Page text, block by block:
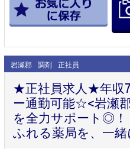
岩瀬郡 調剤 正社員
★正社員求人★年収
ー通勤可能☆<岩瀬
を全力サポート◎！
ふれる薬局を、一